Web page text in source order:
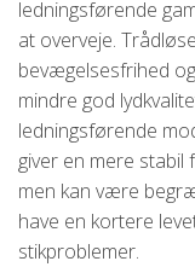
ledningsførende
at overveje.
bevægelsesfrihed
mindre god
ledningsførende
giver en mere stabil
men kan være
have en kortere
stikproblemer.